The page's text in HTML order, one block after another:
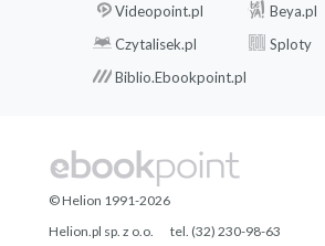
Videopoint.pl
Beya.pl
Czytalisek.pl
Sploty
Biblio.Ebookpoint.pl
© Helion 1991-2026
Helion.pl sp. z o.o.
tel. (32) 230-98-63